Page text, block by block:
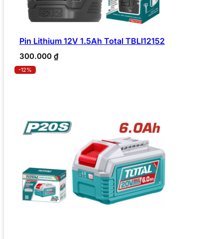
Pin Lithium 12V 1.5Ah Total TBLI12152
300.000 ₫
-12%